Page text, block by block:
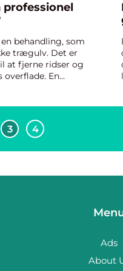
professionel
behandling, som
trægulv. Det er
at fjerne ridser og
En
3 4
Ads
About